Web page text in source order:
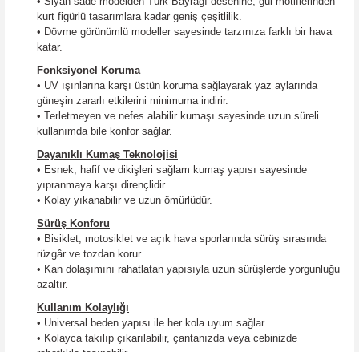
kurt figürlü tasarımlara kadar geniş çeşitlilik.
• Dövme görünümlü modeller sayesinde tarzınıza farklı bir hava
katar.
Fonksiyonel Koruma
• UV ışınlarına karşı üstün koruma sağlayarak yaz aylarında
güneşin zararlı etkilerini minimuma indirir.
• Terletmeyen ve nefes alabilir kumaşı sayesinde uzun süreli
kullanımda bile konfor sağlar.
Dayanıklı Kumaş Teknolojisi
• Esnek, hafif ve dikişleri sağlam kumaş yapısı sayesinde
yıpranmaya karşı dirençlidir.
• Kolay yıkanabilir ve uzun ömürlüdür.
Sürüş Konforu
• Bisiklet, motosiklet ve açık hava sporlarında sürüş sırasında
rüzgâr ve tozdan korur.
• Kan dolaşımını rahatlatan yapısıyla uzun sürüşlerde yorgunluğu
azaltır.
Kullanım Kolaylığı
• Universal beden yapısı ile her kola uyum sağlar.
• Kolayca takılıp çıkarılabilir, çantanızda veya cebinizde